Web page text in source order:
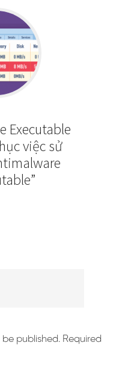
Executable
việc sử
published. Required